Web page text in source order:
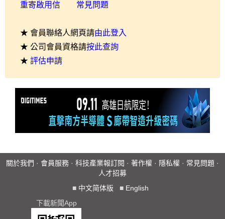
重寄啟用信 常見問題
★ 會員聯絡人網頁請由此登入
★ 公司會員資格請按此查詢
★ 評估申請
關於我們 · 會員服務 · 科技產業報訂閱 · 著作權 · 隱私權 · 常見問題 ·
人才招募
■ 中文简体版 ■ English
下載新聞App